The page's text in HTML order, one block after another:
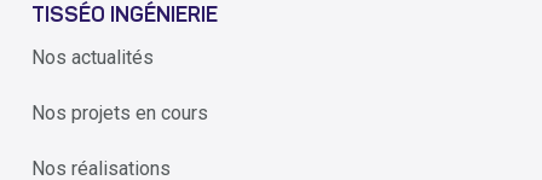
TISSÉO INGÉNIERIE
Nos actualités
Nos projets en cours
Nos réalisations